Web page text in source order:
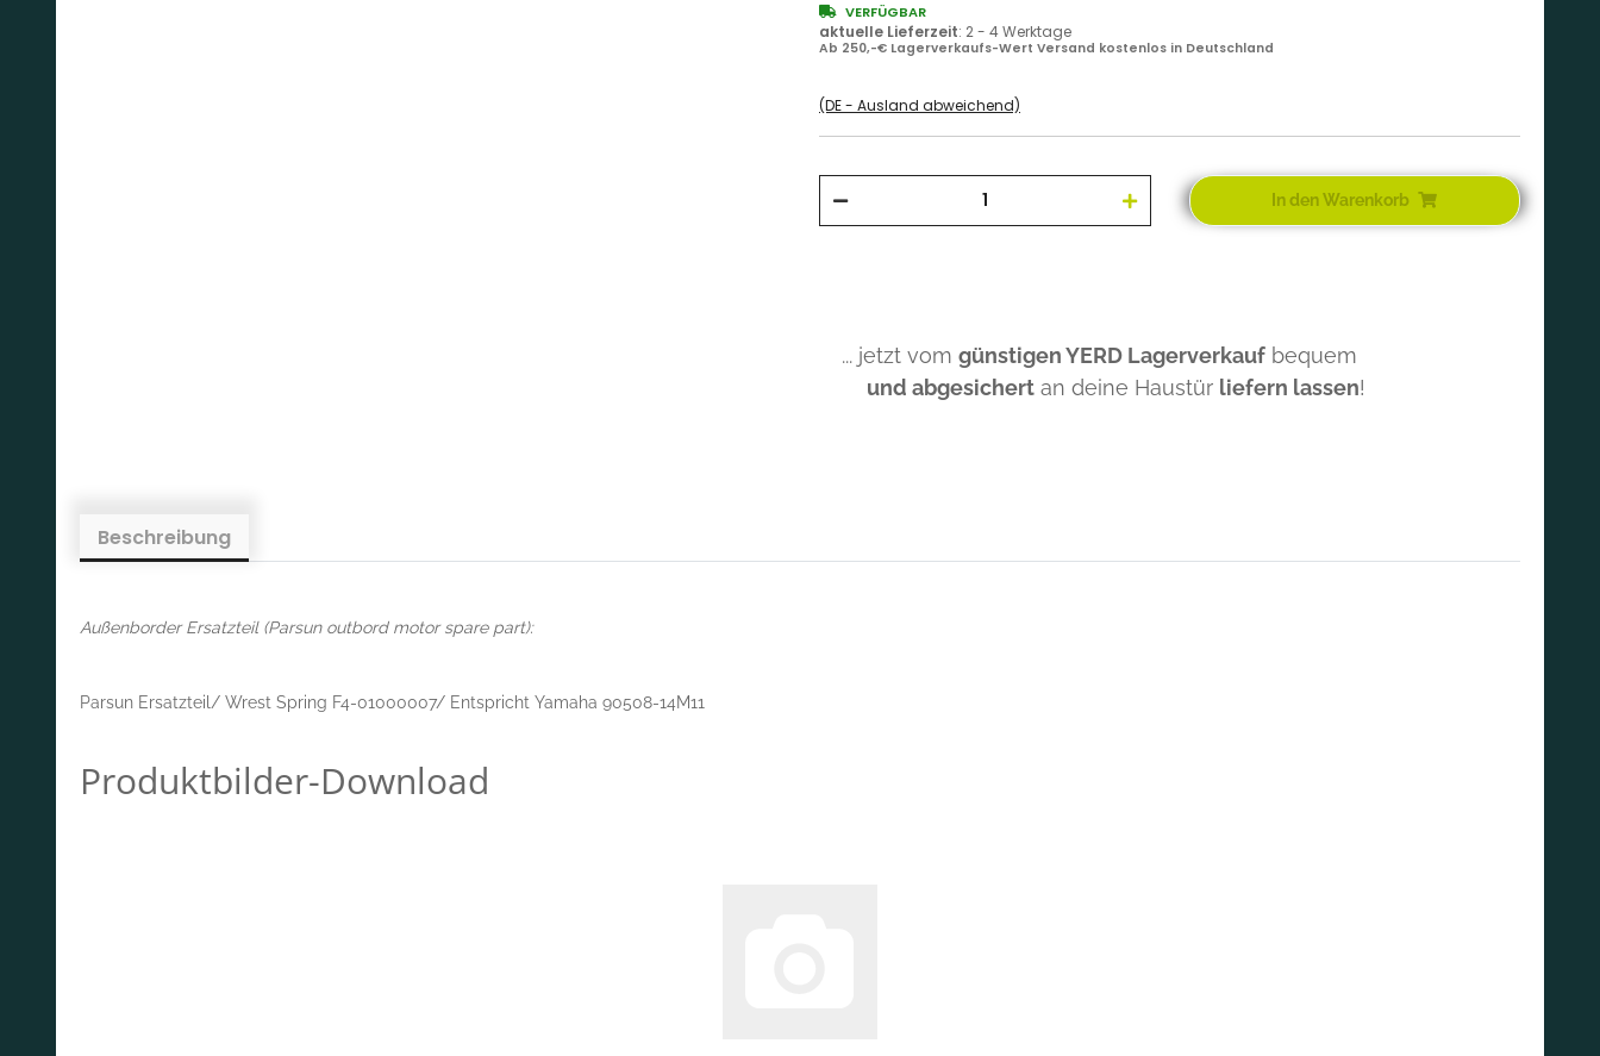
VERFÜGBAR
aktuelle Lieferzeit: 2 - 4 Werktage
Ab 250,-€ Lagerverkaufs-Wert Versand kostenlos in Deutschland
(DE - Ausland abweichend)
In den Warenkorb
... jetzt vom günstigen YERD Lagerverkauf bequem
und abgesichert an deine Haustür liefern lassen!
Beschreibung
Außenborder Ersatzteil (Parsun outbord motor spare part):
Parsun Ersatzteil/ Wrest Spring F4-01000007/ Entspricht Yamaha 90508-14M11
Produktbilder-Download